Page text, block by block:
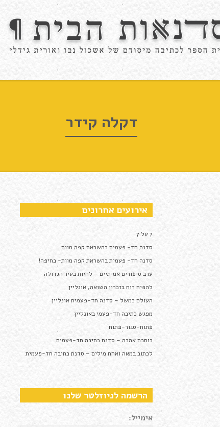
דקלה קידר
אירועים אחרונים
7 על 7
סדנה חד- פעמית בהשראת קפה מוות
סדנה חד- פעמית בהשראת קפה מוות- בחיפה!
ערב סיפורים אמיתיים – לחיות בעיר הגדולה
להפיח רוח בזכרון השואה, אונליין
העולם כמשל – סדנה חד-פעמית אונליין
מפגש כתיבה חד-פעמי באונליין
פתוח-סגור-פתוח
כותבת אהבה – סדנת כתיבה חד-פעמית
לכתוב במאה ואחת מילים – סדנת כתיבה חד-פעמית
הרשמה לניוזלטר שלנו
אימייל: